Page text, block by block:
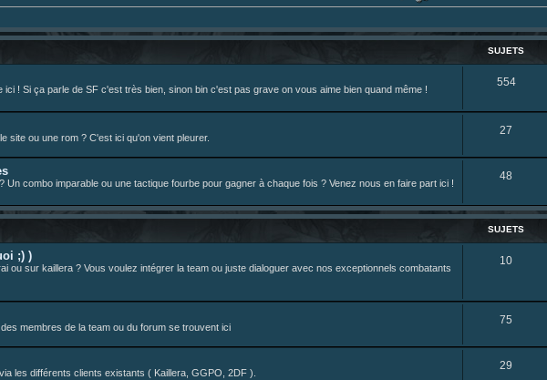
works/74744 ... /195226046
c'est le yaoi day. Pour la peine je reposte ma dernière fic.
:
ligne les gens !
je viens de poster ma 1e review de figurine !
shoutbox !
caniculaire les amis !
SUJETS
! Si ça parle de SF c'est très bien, sinon bin c'est pas grave on vous aime bien quand même !
554S
site ou une rom ? C'est ici qu'on vient pleurer.
27
t
Un combo imparable ou une tactique fourbe pour gagner à chaque fois ? Venez nous en faire part ici !
48
j
e
SUJETS
;) )
ou sur kaillera ? Vous voulez intégrer la team ou juste dialoguer avec nos exceptionnels combatants
10S
membres de la team ou du forum se trouvent ici
75
les différents clients existants ( Kaillera, GGPO, 2DF ).
29